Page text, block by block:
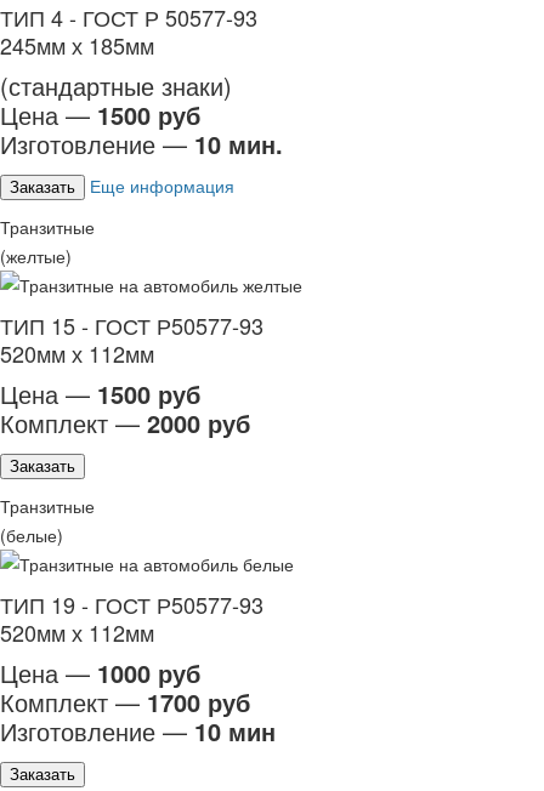
ТИП 4 - ГОСТ Р 50577-93
245мм х 185мм
(стандартные знаки)
Цена — 1500 руб
Изготовление — 10 мин.
Заказать
Еще информация
Транзитные
(желтые)
ТИП 15 - ГОСТ Р50577-93
520мм х 112мм
Цена — 1500 руб
Комплект — 2000 руб
Заказать
Транзитные
(белые)
ТИП 19 - ГОСТ Р50577-93
520мм х 112мм
Цена — 1000 руб
Комплект — 1700 руб
Изготовление — 10 мин
Заказать